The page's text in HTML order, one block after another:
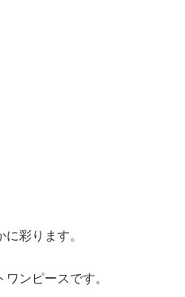
彩ります。
ンピースです。